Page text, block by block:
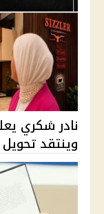
نادر شكري
وينتقد